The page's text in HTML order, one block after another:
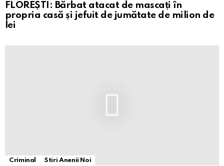
FLOREȘTI: Bărbat atacat de mascați în
propria casă și jefuit de jumătate de milion de
lei
Criminal Stiri Anenii Noi